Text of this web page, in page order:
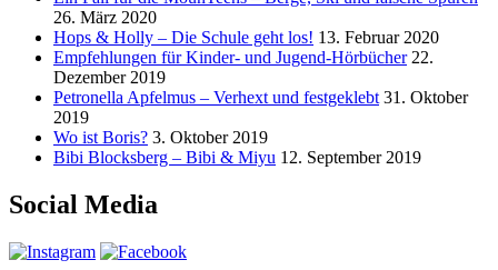
26. März 2020
Hops & Holly – Die Schule geht los! 13. Februar 2020
Empfehlungen für Kinder- und Jugend-Hörbücher 22.
Dezember 2019
Petronella Apfelmus – Verhext und festgeklebt 31. Oktober
2019
Wo ist Boris? 3. Oktober 2019
Bibi Blocksberg – Bibi & Miyu 12. September 2019
Social Media